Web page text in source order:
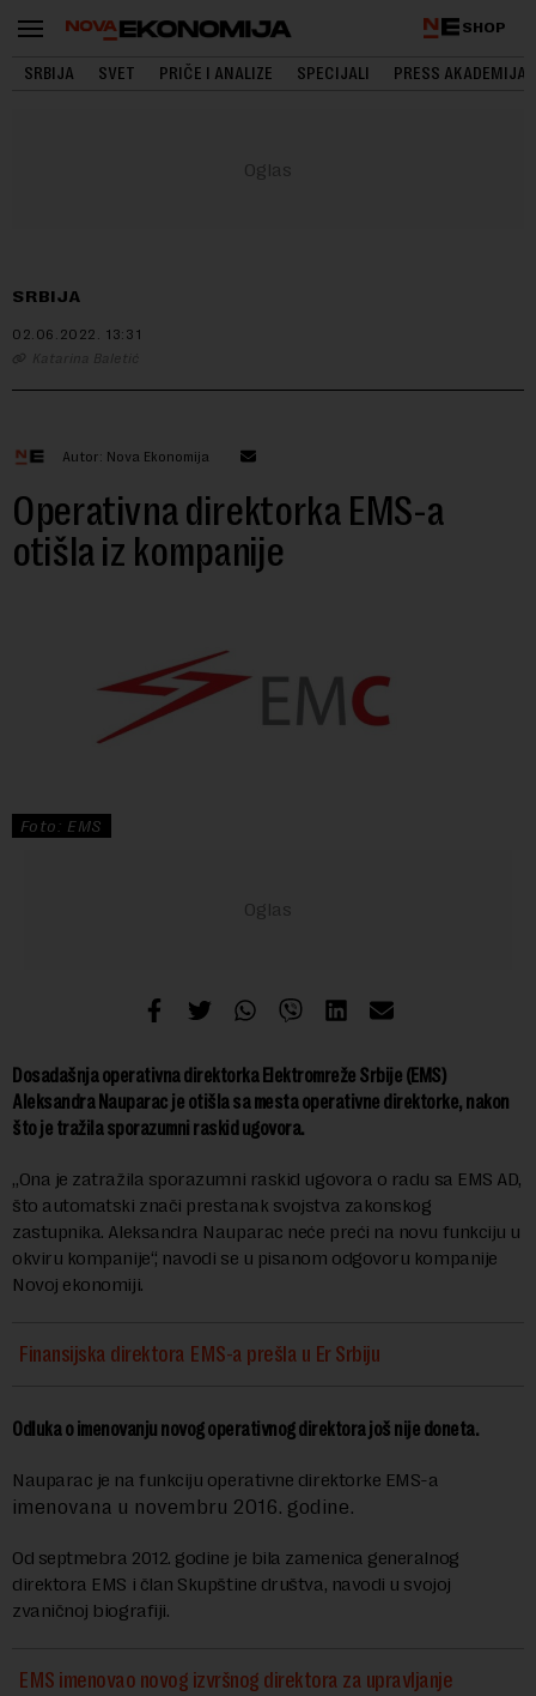
SHOP
SRBIJA SVET PRIČE I ANALIZE SPECIJALI PRESS AKADEMIJA
SRBIJA
02.06.2022. 13:31
Katarina Baletić
Autor: Nova Ekonomija
Operativna direktorka EMS-a
otišla iz kompanije
Foto: EMS
Dosadašnja operativna direktorka Elektromreže Srbije (EMS)
Aleksandra Nauparac je otišla sa mesta operativne direktorke, nakon
što je tražila sporazumni raskid ugovora.
„Ona je zatražila sporazumni raskid ugovora o radu sa EMS AD,
što automatski znači prestanak svojstva zakonskog
zastupnika. Aleksandra Nauparac neće preći na novu funkciju u
okviru kompanije“, navodi se u pisanom odgovoru kompanije
Novoj ekonomiji.
Finansijska direktora EMS-a prešla u Er Srbiju
Odluka o imenovanju novog operativnog direktora još nije doneta.
Nauparac je na funkciju operativne direktorke EMS-a
imenovana u novembru 2016. godine.
Od septmebra 2012. godine je bila zamenica generalnog
direktora EMS i član Skupštine društva, navodi u svojoj
zvaničnoj biografiji.
EMS imenovao novog izvršnog direktora za upravljanje